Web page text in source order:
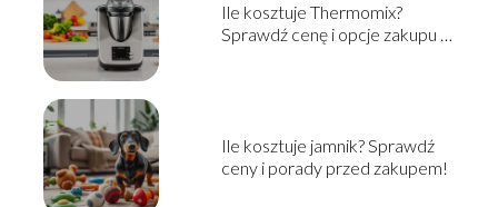
Ile kosztuje Thermomix?
Sprawdź cenę i opcje zakupu w
Ile kosztuje jamnik? Sprawdź
ceny i porady przed zakupem!